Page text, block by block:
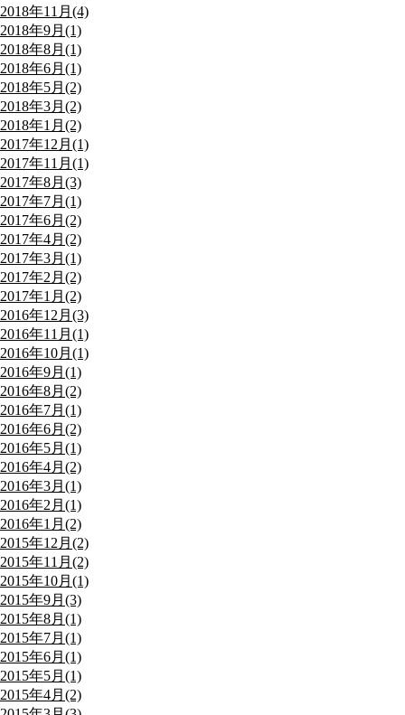
2018年11月(4)
2018年9月(1)
2018年8月(1)
2018年6月(1)
2018年5月(2)
2018年3月(2)
2018年1月(2)
2017年12月(1)
2017年11月(1)
2017年8月(3)
2017年7月(1)
2017年6月(2)
2017年4月(2)
2017年3月(1)
2017年2月(2)
2017年1月(2)
2016年12月(3)
2016年11月(1)
2016年10月(1)
2016年9月(1)
2016年8月(2)
2016年7月(1)
2016年6月(2)
2016年5月(1)
2016年4月(2)
2016年3月(1)
2016年2月(1)
2016年1月(2)
2015年12月(2)
2015年11月(2)
2015年10月(1)
2015年9月(3)
2015年8月(1)
2015年7月(1)
2015年6月(1)
2015年5月(1)
2015年4月(2)